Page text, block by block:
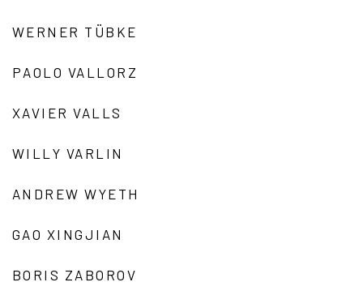
WERNER TÜBKE
PAOLO VALLORZ
XAVIER VALLS
WILLY VARLIN
ANDREW WYETH
GAO XINGJIAN
BORIS ZABOROV